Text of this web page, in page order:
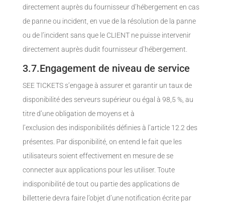
directement auprès du fournisseur d’hébergement en cas
de panne ou incident, en vue de la résolution de la panne
ou de l’incident sans que le CLIENT ne puisse intervenir
directement auprès dudit fournisseur d’hébergement.
3.7.Engagement de niveau de service
SEE TICKETS s’engage à assurer et garantir un taux de
disponibilité des serveurs supérieur ou égal à 98,5 %, au
titre d’une obligation de moyens et à
l’exclusion des indisponibilités définies à l’article 12.2 des
présentes. Par disponibilité, on entend le fait que les
utilisateurs soient effectivement en mesure de se
connecter aux applications pour les utiliser. Toute
indisponibilité de tout ou partie des applications de
billetterie devra faire l’objet d’une notification écrite par